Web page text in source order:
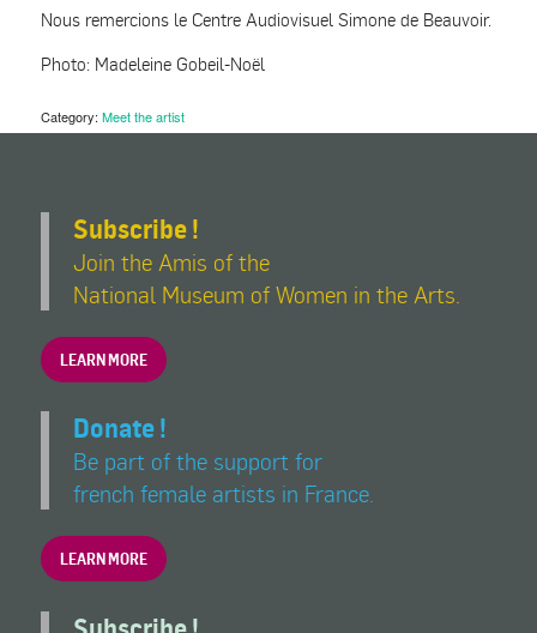
Nous remercions le Centre Audiovisuel Simone de Beauvoir.
Photo: Madeleine Gobeil-Noël
Category: Meet the artist
Subscribe !
Join the Amis of the
National Museum of Women in the Arts.
LEARN MORE
Donate !
Be part of the support for
french female artists in France.
LEARN MORE